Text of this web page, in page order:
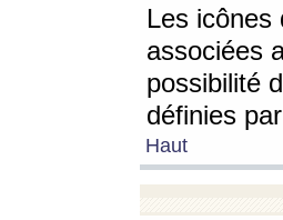
Les icônes
associées
possibilité
définies
Haut